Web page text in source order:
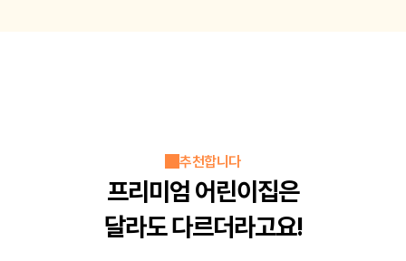
추천합니다
프리미엄 어린이집은
달라도 다르더라고요!